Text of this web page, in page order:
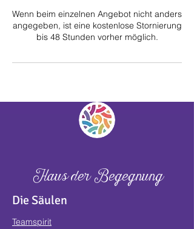
Wenn beim einzelnen Angebot nicht anders
angegeben, ist eine kostenlose Stornierung
bis 48 Stunden vorher möglich.
Haus der Begegnung
Die Säulen
Teamspirit